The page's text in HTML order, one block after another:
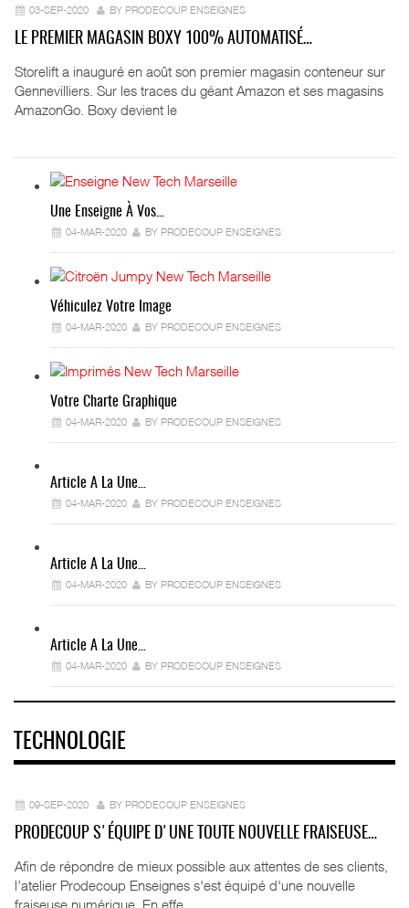
03-SEP-2020 BY PRODECOUP ENSEIGNES
LE PREMIER MAGASIN BOXY 100% AUTOMATISÉ…
Storelift a inauguré en août son premier magasin conteneur sur
Gennevilliers. Sur les traces du géant Amazon et ses magasins
AmazonGo. Boxy devient le
Une Enseigne À Vos…
04-MAR-2020 BY PRODECOUP ENSEIGNES
Véhiculez Votre Image
04-MAR-2020 BY PRODECOUP ENSEIGNES
Votre Charte Graphique
04-MAR-2020 BY PRODECOUP ENSEIGNES
Article A La Une…
04-MAR-2020 BY PRODECOUP ENSEIGNES
Article A La Une…
04-MAR-2020 BY PRODECOUP ENSEIGNES
Article A La Une…
04-MAR-2020 BY PRODECOUP ENSEIGNES
TECHNOLOGIE
09-SEP-2020 BY PRODECOUP ENSEIGNES
PRODECOUP S'ÉQUIPE D'UNE TOUTE NOUVELLE FRAISEUSE…
Afin de répondre de mieux possible aux attentes de ses clients,
l’atelier Prodecoup Enseignes s'est équipé d'une nouvelle
fraiseuse numérique. En effe